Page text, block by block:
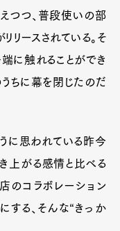
つつ、普段使いの部
リースされている。そ
に触れることができ
うちに幕を閉じたのだ
に思われている昨今
上がる感情と比べる
のコラボレーション
する、そんな“きっか